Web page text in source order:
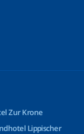
Zur Krone
Lippischer